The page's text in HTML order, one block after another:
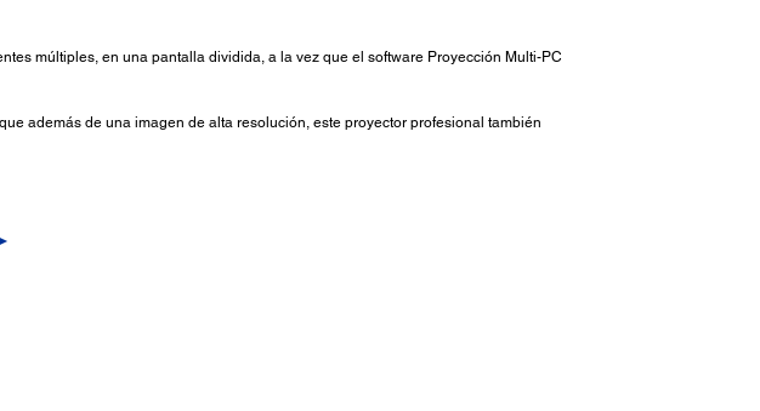
múltiples, en una pantalla dividida, a la vez que el software Proyección Multi-PC
además de una imagen de alta resolución, este proyector profesional también